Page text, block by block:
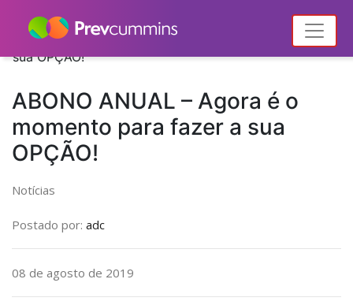
Home Notícias
Notícias
ABONO ANUAL – Agora é o momento para fazer a
sua OPÇÃO!
ABONO ANUAL – Agora é o
momento para fazer a sua
OPÇÃO!
Notícias
Postado por: adc
08 de agosto de 2019